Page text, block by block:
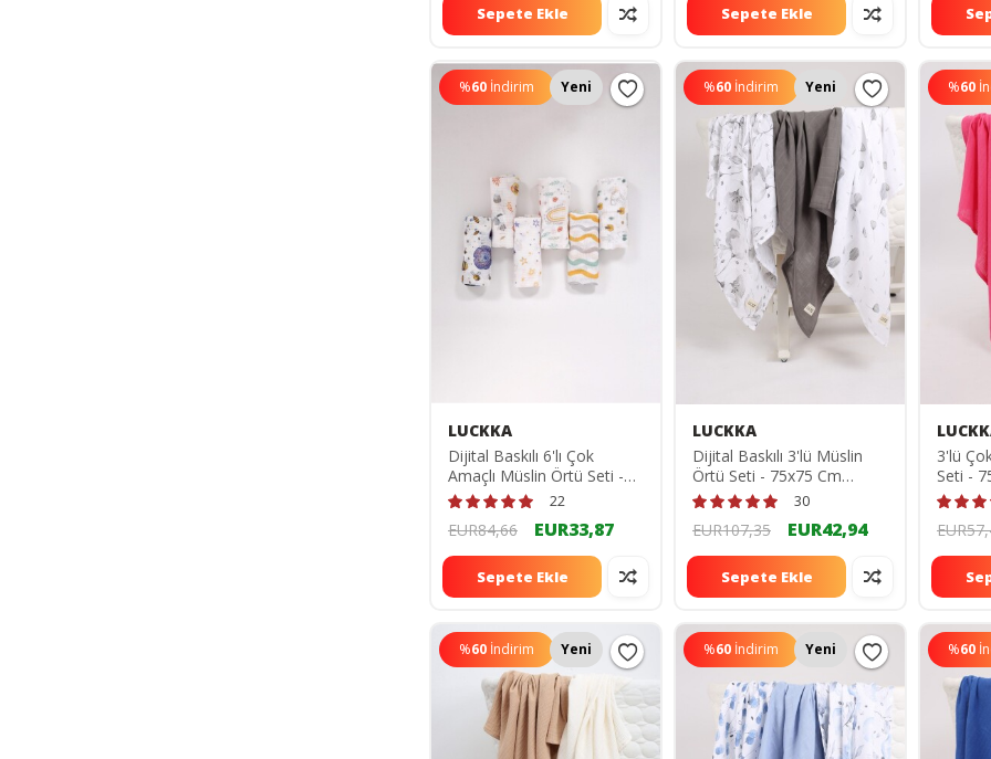
Sepete Ekle Sepete Ekle
%60 İndirim Yeni
LUCKKA
Dijital Baskılı 6'lı Çok
Amaçlı Müslin Örtü Seti -
75x75 Cm ZTC100
22
EUR84,66 EUR33,87
Sepete Ekle
%60 İndirim Yeni
LUCKKA
Dijital Baskılı 3'lü Müslin
Örtü Seti - 75x75 Cm
ZT5000
30
EUR107,35 EUR42,94
Sepete Ekle
%60
3'lü
Seti -
%60 İndirim Yeni %60 İndirim Yeni %60